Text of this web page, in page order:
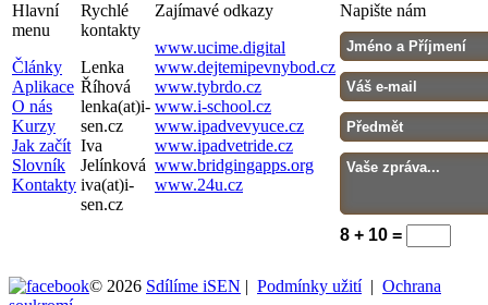
Hlavní
menu
Články
Aplikace
O nás
Kurzy
Jak začít
Slovník
Kontakty
Rychlé
kontakty
Lenka
Říhová
lenka(at)i-
sen.cz
Iva
Jelínková
iva(at)i-
sen.cz
Zajímavé odkazy
www.ucime.digital
www.dejtemipevnybod.cz
www.tybrdo.cz
www.i-school.cz
www.ipadvevyuce.cz
www.ipadvetride.cz
www.bridgingapps.org
www.24u.cz
Napište nám
8 + 10 =
© 2026 Sdílíme iSEN | Podmínky užití| Ochrana